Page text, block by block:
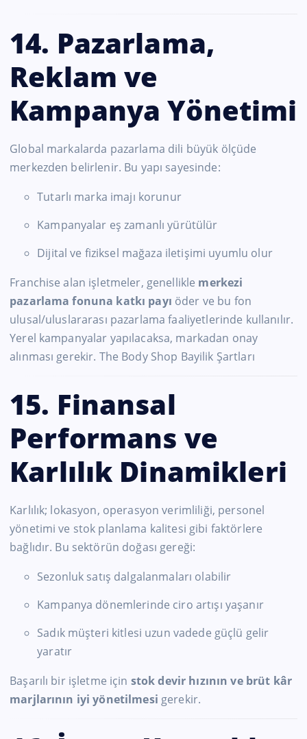
14. Pazarlama,
Reklam ve
Kampanya Yönetimi
Global markalarda pazarlama dili büyük ölçüde
merkezden belirlenir. Bu yapı sayesinde:
Tutarlı marka imajı korunur
Kampanyalar eş zamanlı yürütülür
Dijital ve fiziksel mağaza iletişimi uyumlu olur
Franchise alan işletmeler, genellikle merkezi
pazarlama fonuna katkı payı öder ve bu fon
ulusal/uluslararası pazarlama faaliyetlerinde kullanılır.
Yerel kampanyalar yapılacaksa, markadan onay
alınması gerekir. The Body Shop Bayilik Şartları
15. Finansal
Performans ve
Karlılık Dinamikleri
Karlılık; lokasyon, operasyon verimliliği, personel
yönetimi ve stok planlama kalitesi gibi faktörlere
bağlıdır. Bu sektörün doğası gereği:
Sezonluk satış dalgalanmaları olabilir
Kampanya dönemlerinde ciro artışı yaşanır
Sadık müşteri kitlesi uzun vadede güçlü gelir
yaratır
Başarılı bir işletme için stok devir hızının ve brüt kâr
marjlarının iyi yönetilmesi gerekir.